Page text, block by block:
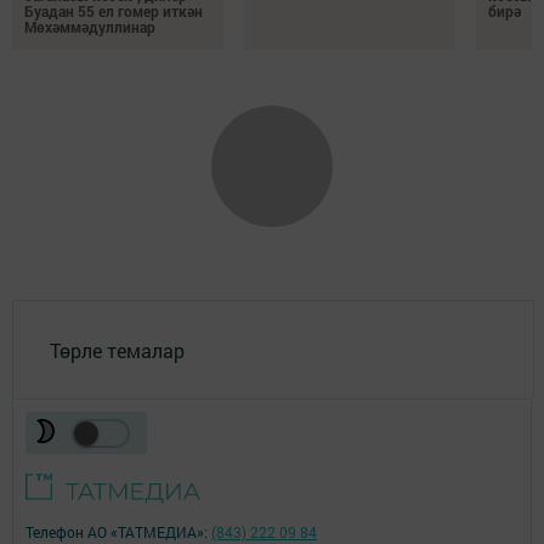
Буадан 55 ел гомер иткән
Мөхәммәдуллинар
бирә
Төрле темалар
Телефон АО «ТАТМЕДИА»: (843) 222 09 84